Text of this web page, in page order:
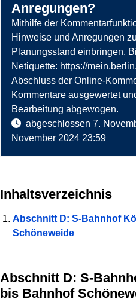
Anregungen?
Mithilfe der
Hinweise und Anregungen
Planungsstand einbringen.
Netiquette: https://
Abschluss der Online-
Kommentare ausgewertet
Bearbeitung abgewogen.
abgeschlossen 7.
November 2024 23:59
Inhaltsverzeichnis
Abschnitt D: S-Bahnhof
Schöneweide
Abschnitt D: S-
bis Bahnhof